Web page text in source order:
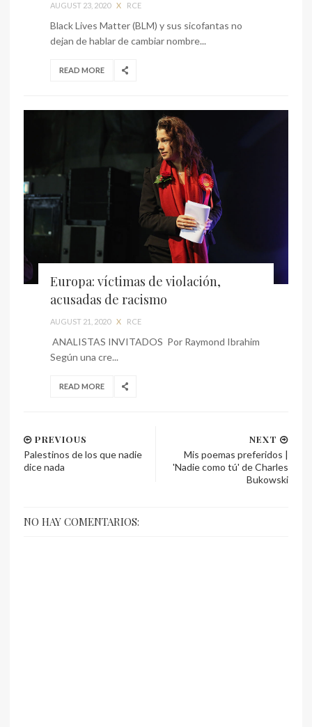
AUGUST 23, 2020 X RCE
Black Lives Matter (BLM) y sus sicofantas no
dejan de hablar de cambiar nombre...
READ MORE
Europa: víctimas de violación,
acusadas de racismo
AUGUST 21, 2020 X RCE
ANALISTAS INVITADOS Por Raymond Ibrahim
Según una cre...
READ MORE
NEXT
Mis poemas preferidos |
'Nadie como tú' de Charles
Bukowski
PREVIOUS
Palestinos de los que nadie
dice nada
NO HAY COMENTARIOS: